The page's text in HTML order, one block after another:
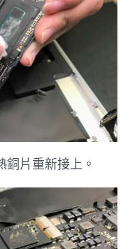
銅片重新接上。